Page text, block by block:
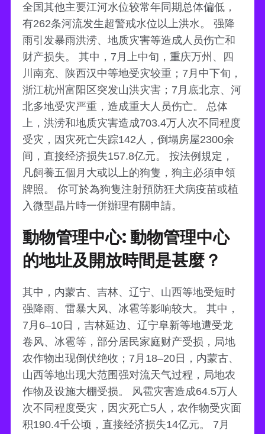
全国其他主要江河水位较常年同期总体偏低，
有262条河流发生超警戒水位以上洪水。 强降
雨引发暴雨洪涝、地质灾害等造成人员伤亡和
财产损失。 其中，7月上中旬，重庆万州、四
川南充、陕西汉中等地受灾较重；7月中下旬，
浙江杭州富阳区突发山洪灾害；7月底北京、河
北多地受灾严重，造成重大人员伤亡。 总体
上，洪涝和地质灾害造成703.4万人次不同程度
受灾，因灾死亡失踪142人，倒塌房屋2300余
间，直接经济损失157.8亿元。 按法例規定，
凡飼養五個月大或以上的狗隻，狗主必須申領
牌照。 你可於為狗隻注射預防狂犬病疫苗或植
入微型晶片時一併辦理有關申請。
動物管理中心: 動物管理中心
的地址及開放時間是甚麼？
其中，内蒙古、吉林、辽宁、山西等地受短时
强降雨、雷暴大风、冰雹等影响较大。 其中，
7月6–10日，吉林延边、辽宁阜新等地遭受龙
卷风、冰雹等，部分居民家庭财产受损，局地
农作物出现倒伏绝收；7月18–20日，内蒙古、
山西等地出现大范围强对流天气过程，局地农
作物及设施大棚受损。 风雹灾害造成64.5万人
次不同程度受灾，因灾死亡5人，农作物受灾面
积190.4千公顷，直接经济损失14亿元。 7月